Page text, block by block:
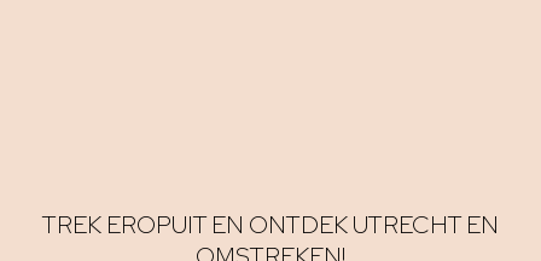
TREK EROPUIT EN ONTDEK UTRECHT EN